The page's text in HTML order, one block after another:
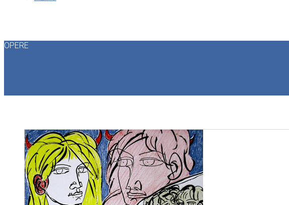
OPERE